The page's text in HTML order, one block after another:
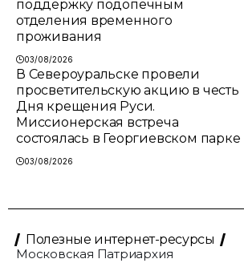
поддержку подопечным
отделения временного
проживания
03/08/2026
В Североуральске провели
просветительскую акцию в честь
Дня крещения Руси.
Миссионерская встреча
состоялась в Георгиевском парке
03/08/2026
Полезные интернет-ресурсы
Московская Патриархия